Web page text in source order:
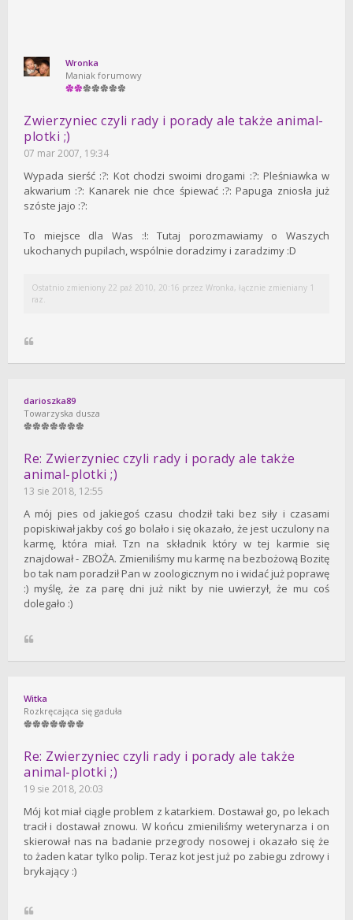
Wronka
Maniak forumowy
Zwierzyniec czyli rady i porady ale także animal-
plotki ;)
07 mar 2007, 19:34
Wypada sierść :?: Kot chodzi swoimi drogami :?: Pleśniawka w
akwarium :?: Kanarek nie chce śpiewać :?: Papuga zniosła już
szóste jajo :?:
To miejsce dla Was :!: Tutaj porozmawiamy o Waszych
ukochanych pupilach, wspólnie doradzimy i zaradzimy :D
Ostatnio zmieniony 22 paź 2010, 20:16 przez Wronka, łącznie zmieniany 1
raz.
darioszka89
Towarzyska dusza
Re: Zwierzyniec czyli rady i porady ale także
animal-plotki ;)
13 sie 2018, 12:55
A mój pies od jakiegoś czasu chodził taki bez siły i czasami
popiskiwał jakby coś go bolało i się okazało, że jest uczulony na
karmę, która miał. Tzn na składnik który w tej karmie się
znajdował - ZBOŻA. Zmieniliśmy mu karmę na bezbożową Bozitę
bo tak nam poradził Pan w zoologicznym no i widać już poprawę
:) myślę, że za parę dni już nikt by nie uwierzył, że mu coś
dolegało :)
Witka
Rozkręcająca się gaduła
Re: Zwierzyniec czyli rady i porady ale także
animal-plotki ;)
19 sie 2018, 20:03
Mój kot miał ciągle problem z katarkiem. Dostawał go, po lekach
tracił i dostawał znowu. W końcu zmieniliśmy weterynarza i on
skierował nas na badanie przegrody nosowej i okazało się że
to żaden katar tylko polip. Teraz kot jest już po zabiegu zdrowy i
brykający :)